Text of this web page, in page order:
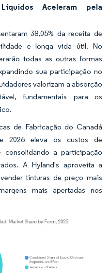
Aceleram pela
38,05% da receita de
e longa vida útil. No
todas as outras formas
sua participação no
valorizam a absorção
fundamentais para os
de Fabricação do Canadá
2026 eleva os custos de
consolidando a participação
A Hyland's aproveita a
tinturas de preço mais
mais apertadas nos